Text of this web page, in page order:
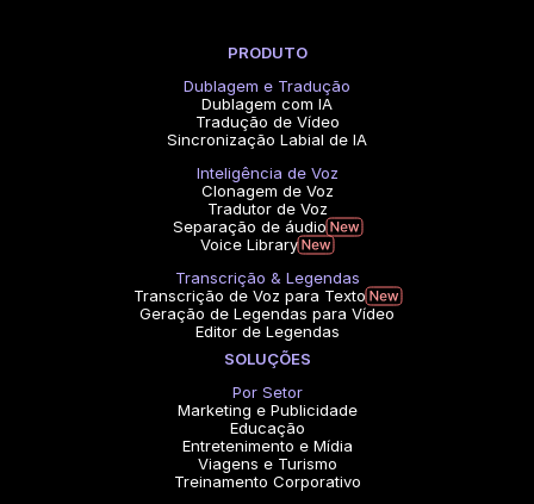
PRODUTO
Dublagem e Tradução
Dublagem com IA
Tradução de Vídeo
Sincronização Labial de IA
Inteligência de Voz
Clonagem de Voz
Tradutor de Voz
Separação de áudio
Voice Library
Transcrição & Legendas
Transcrição de Voz para Texto
Geração de Legendas para Vídeo
Editor de Legendas
SOLUÇÕES
Por Setor
Marketing e Publicidade
Educação
Entretenimento e Mídia
Viagens e Turismo
Treinamento Corporativo